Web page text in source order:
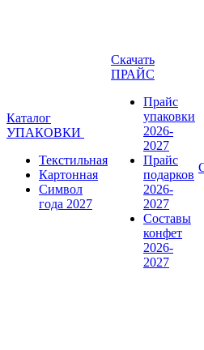
Каталог
УПАКОВКИ
Текстильная
Картонная
Символ
года 2027
Скачать
ПРАЙС
Прайс
упаковки
2026-
2027
Прайс
подарков
2026-
2027
Составы
конфет
2026-
2027